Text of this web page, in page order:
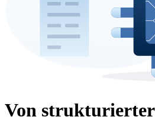
Von strukturierter